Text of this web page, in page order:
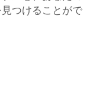
つけることがで